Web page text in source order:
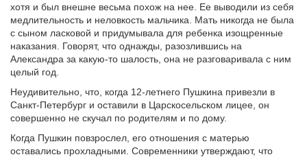
хотя и был внешне весьма похож на нее. Ее выводили из себя
медлительность и неловкость мальчика. Мать никогда не была
с сыном ласковой и придумывала для ребенка изощренные
наказания. Говорят, что однажды, разозлившись на
Александра за какую-то шалость, она не разговаривала с ним
целый год.
Неудивительно, что, когда 12-летнего Пушкина привезли в
Санкт-Петербург и оставили в Царскосельском лицее, он
совершенно не скучал по родителям и по дому.
Когда Пушкин повзрослел, его отношения с матерью
оставались прохладными. Современники утверждают, что